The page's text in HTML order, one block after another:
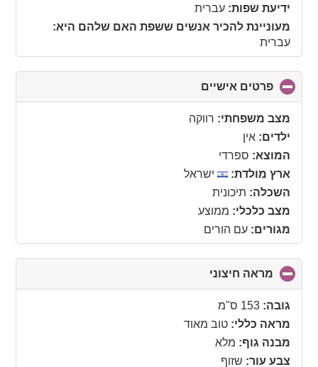
ידיעת שפות: עברית
מעוניינת להכיר אנשים ששפת האם שלהם היא:
עברית
פרטים אישיים
to
collapse
מצב משפחתי: רווקה
ילדים: אין
המוצא: ספרדי
ארץ מולדת:
ישראל
השכלה: תיכונית
מצב כלכלי: ממוצע
מגורים: עם הורים
מראה חיצוני
to
גובה: 153 ס"מ
מראה כללי: טוב מאוד
מבנה גוף: מלא
צבע עור: שזוף